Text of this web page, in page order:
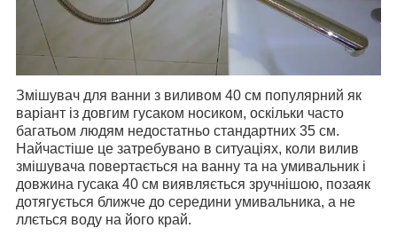
Змішувач для ванни з виливом 40 см популярний як
варіант із довгим гусаком носиком, оскільки часто
багатьом людям недостатньо стандартних 35 см.
Найчастіше це затребувано в ситуаціях, коли вилив
змішувача повертається на ванну та на умивальник і
довжина гусака 40 см виявляється зручнішою, позаяк
дотягується ближче до середини умивальника, а не
ллється воду на його край.